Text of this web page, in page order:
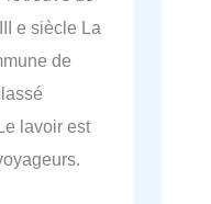
e siècle La
de
lavoir est